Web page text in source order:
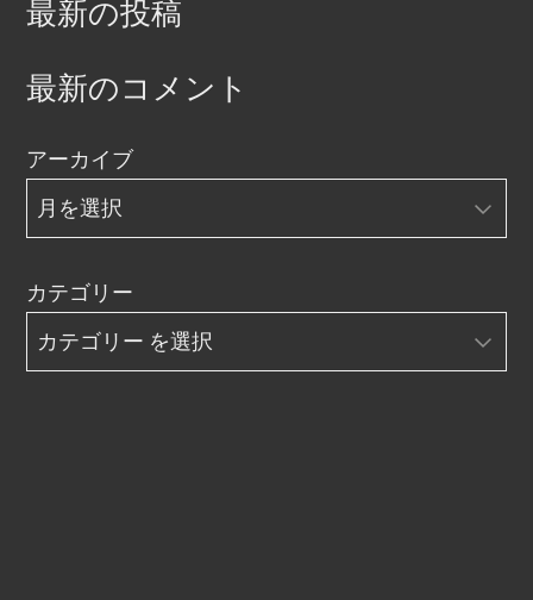
最新の投稿
最新のコメント
アーカイブ
カテゴリー